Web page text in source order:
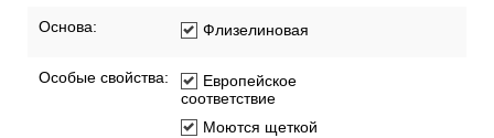
Основа: Флизелиновая
Особые свойства:
Европейское
соответствие
Моются щеткой